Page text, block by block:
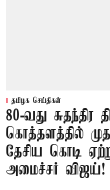
தமிழக செய்திகள்
80-வது
கொத்தளத்தில்
தேசிய கொடி
அமைச்சர் விஜய்!